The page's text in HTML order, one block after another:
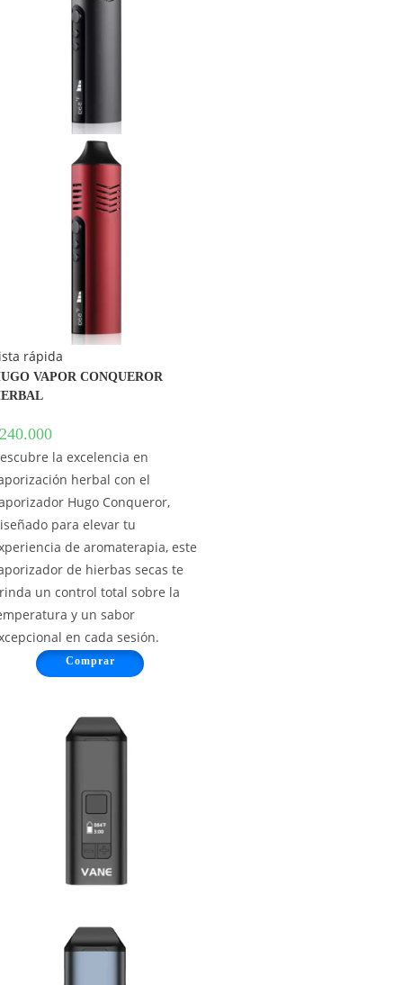
rápida
VAPOR CONQUEROR
240.000
la excelencia en
herbal con el
Hugo Conqueror,
para elevar tu
de aromaterapia, este
de hierbas secas te
un control total sobre la
y un sabor
en cada sesión.
Comprar